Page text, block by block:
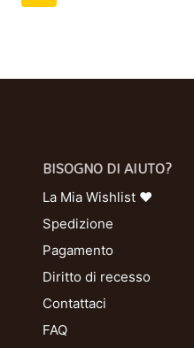
BISOGNO DI AIUTO?
La Mia Wishlist ❤
Spedizione
Pagamento
Diritto di recesso
Contattaci
FAQ